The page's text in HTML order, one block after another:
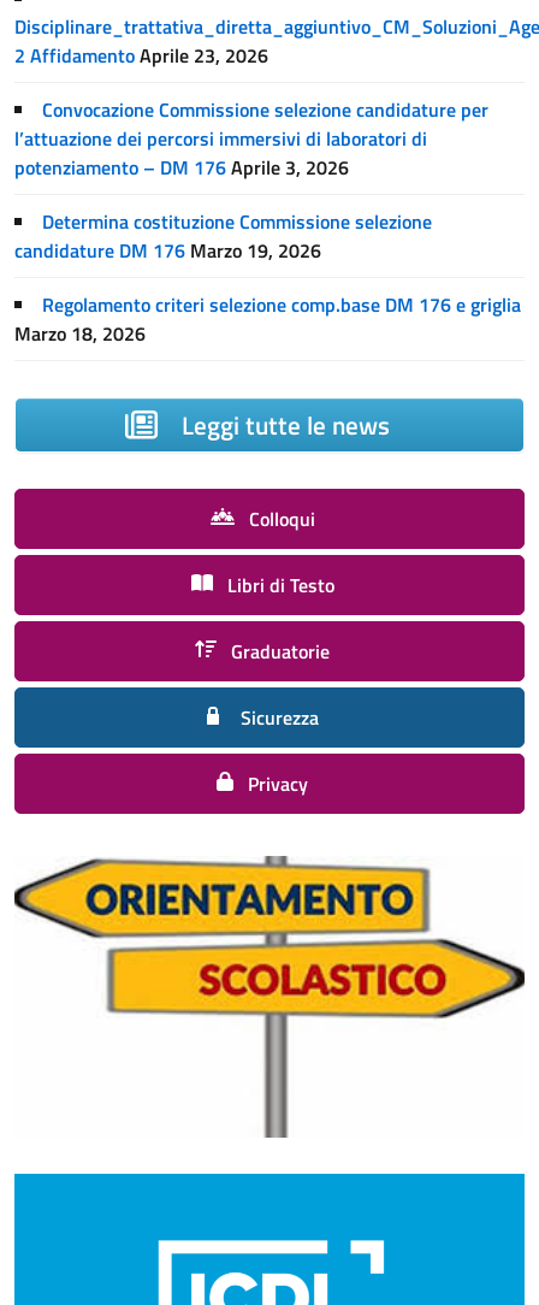
2 AffidamentoAprile 23, 2026
Convocazione Commissione selezione candidature per
l’attuazione dei percorsi immersivi di laboratori di
potenziamento – DM 176Aprile 3, 2026
Determina costituzione Commissione selezione
candidature DM 176 Marzo 19, 2026
Regolamento criteri selezione comp.base DM 176 e griglia
Marzo 18, 2026
Leggi tutte le news
Colloqui
Libri di Testo
Graduatorie
Sicurezza
Privacy